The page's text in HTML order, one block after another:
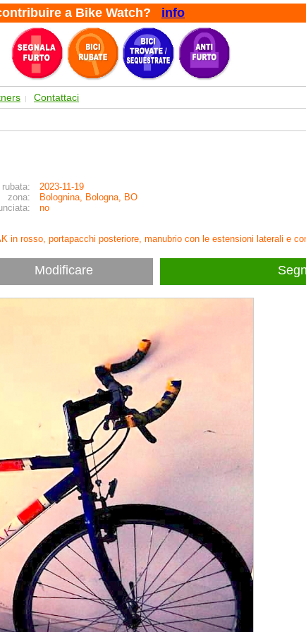
a Bike Watch? info
| Contattaci
rubata:
2023-11-19
zona:
Bolognina, Bologna, BO
no
in rosso, portapacchi posteriore, manubrio con le estensioni laterali e
Modificare